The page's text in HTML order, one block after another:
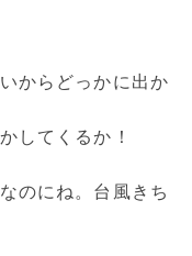
からどっかに出か
してくるか！
のにね。台風きち